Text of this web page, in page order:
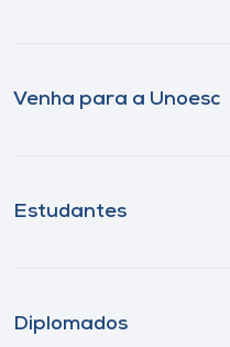
Venha para a Unoesc
Estudantes
Diplomados